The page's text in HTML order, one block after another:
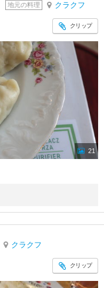
地元の料理 クラクフ
クリップ
21
クラクフ
クリップ